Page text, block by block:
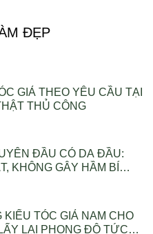
ĐẸP
GIẢ THEO YÊU CẦU TẠI
THỦ CÔNG
ĐẦU CÓ DA ĐẦU:
KHÔNG GÂY HẦM BÍ
KIỂU TÓC GIẢ NAM CHO
LẠI PHONG ĐỘ TỨC